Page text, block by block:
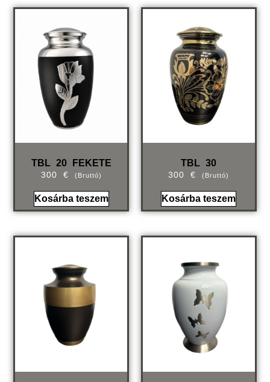
TBL 20 FEKETE
300 € (bruttó)
Kosárba teszem
TBL 30
300€ (bruttó)
Kosárba teszem